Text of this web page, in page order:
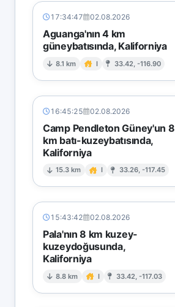
17:34:47 02.08.2026
Aguanga'nın 4 km
güneybatısında, Kaliforniya
8.1 km I 33.42, -116.90
16:45:25 02.08.2026
Camp Pendleton Güney'un 8
km batı-kuzeybatısında,
Kaliforniya
15.3 km I 33.26, -117.45
15:43:42 02.08.2026
Pala'nın 8 km kuzey-
kuzeydoğusunda,
Kaliforniya
8.8 km I 33.42, -117.03